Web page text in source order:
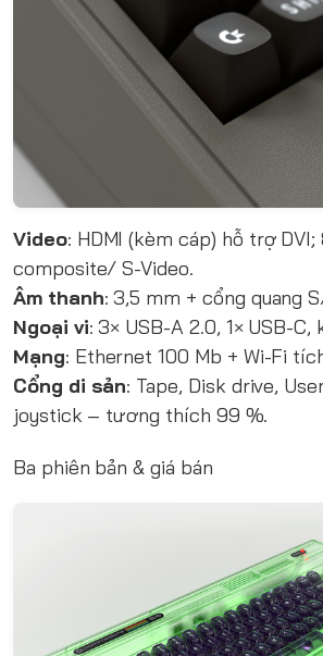
Video: HDMI (kèm cáp) hỗ trợ
composite/ S-Video.
Âm thanh: 3,5 mm + cổng quang
Ngoại vi: 3× USB-A 2.0, 1× USB-C,
Mạng: Ethernet 100 Mb + Wi-Fi
Cổng di sản: Tape, Disk drive,
joystick – tương thích 99 %.
Ba phiên bản & giá bán